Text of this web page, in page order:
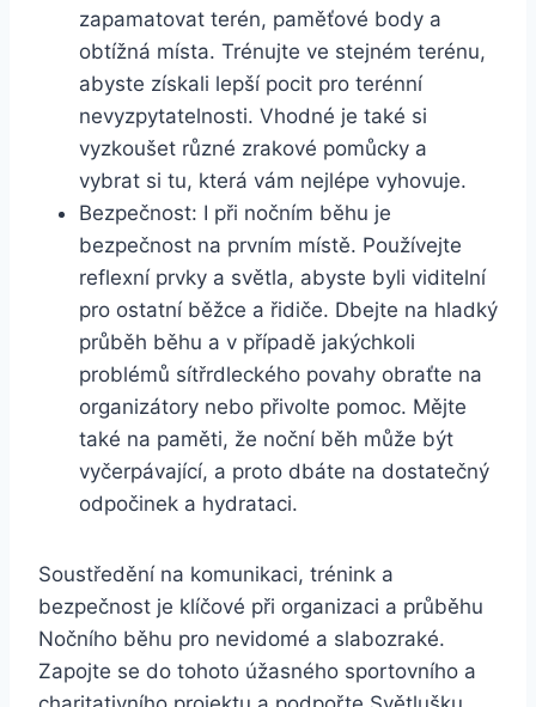
zapamatovat terén, paměťové body a
obtížná místa. Trénujte ve stejném terénu,
abyste získali lepší ​pocit pro ⁢terénní
nevyzpytatelnosti. Vhodné je ⁣také si
‍vyzkoušet různé zrakové‌ pomůcky a
vybrat si tu, která vám nejlépe vyhovuje.
Bezpečnost: I při nočním běhu je‌
bezpečnost na prvním místě. Používejte
reflexní prvky a světla, abyste byli viditelní
pro ostatní běžce a řidiče. Dbejte na hladký
‌průběh⁤ běhu a v případě jakýchkoli
problémů sítřrdleckého povahy obraťte na
organizátory nebo přivolte pomoc. Mějte
také‍ na⁤ paměti, že noční běh může být
vyčerpávající, a proto dbáte ‍na‍ dostatečný
odpočinek a ​hydrataci.
Soustředění na ‌komunikaci, trénink a
bezpečnost⁣ je klíčové ⁢při organizaci a průběhu⁢
Nočního⁣ běhu pro nevidomé a slabozraké.
Zapojte se do tohoto úžasného ⁢sportovního a